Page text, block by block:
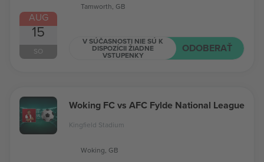
AUG
15
SO
Tamworth, GB
V SÚČASNOSTI NIE SÚ K
DISPOZÍCII ŽIADNE
VSTUPENKY
ODOBERAŤ
Woking FC vs AFC Fylde National League
Kingfield Stadium
Woking, GB